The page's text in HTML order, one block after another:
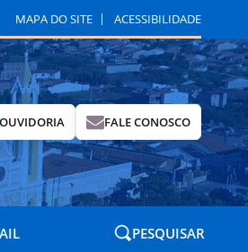
MAPA DO SITE ACESSIBILIDADE
OUVIDORIA FALE CONOSCO
PESQUISAR